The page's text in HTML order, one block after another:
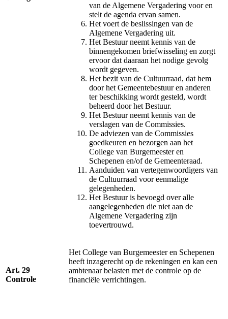
van de Algemene Vergadering voor en
stelt de agenda ervan samen.
Het voert de beslissingen van de
Algemene Vergadering uit.
Het Bestuur neemt kennis van de
binnengekomen briefwisseling en zorgt
ervoor dat daaraan het nodige gevolg
wordt gegeven.
Het bezit van de Cultuurraad, dat hem
door het Gemeentebestuur en anderen
ter beschikking wordt gesteld, wordt
beheerd door het Bestuur.
Het Bestuur neemt kennis van de
verslagen van de Commissies.
De adviezen van de Commissies
goedkeuren en bezorgen aan het
College van Burgemeester en
Schepenen en/of de Gemeenteraad.
Aanduiden van vertegenwoordigers van
de Cultuurraad voor eenmalige
gelegenheden.
Het Bestuur is bevoegd over alle
aangelegenheden die niet aan de
Algemene Vergadering zijn
toevertrouwd.
Art. 29
Controle
Het College van Burgemeester en Schepenen
heeft inzagerecht op de rekeningen en kan een
ambtenaar belasten met de controle op de
financiële verrichtingen.